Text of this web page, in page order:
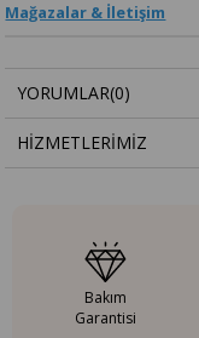
Mağazalar & İletişim
YORUMLAR(0)
HIZMETLERIMIZ
Bakım
Garantisi